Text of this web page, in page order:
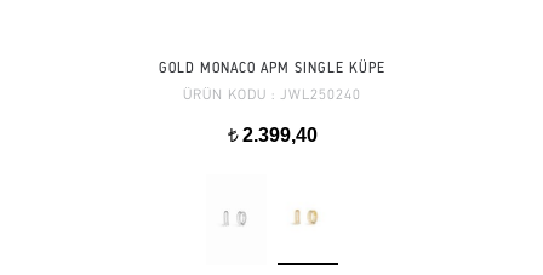
GOLD MONACO APM SINGLE KÜPE
ÜRÜN KODU : JWL250240
t2.399,40